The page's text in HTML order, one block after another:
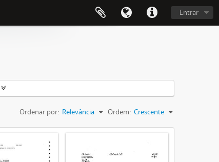
Entrar
Ordenar por: Relevância Ordem: Crescente